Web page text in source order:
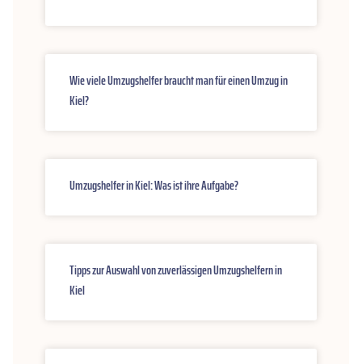
Wie viele Umzugshelfer braucht man für einen Umzug in
Kiel?
Umzugshelfer in Kiel: Was ist ihre Aufgabe?
Tipps zur Auswahl von zuverlässigen Umzugshelfern in
Kiel